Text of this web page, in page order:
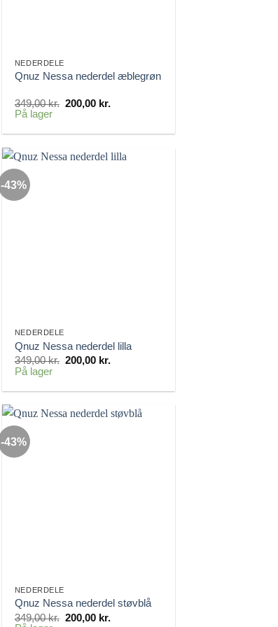
NEDERDELE
Qnuz Nessa nederdel æblegrøn
349,00kr. Den
var:
200,00 kr.
er:
På lager
-43%
NEDERDELE
Qnuz Nessa nederdel lilla
349,00kr. Den
var:
200,00 kr.Den
er:
På lager
-43%
NEDERDELE
Qnuz Nessa nederdel støvblå
349,00kr. Den
200,00 kr.